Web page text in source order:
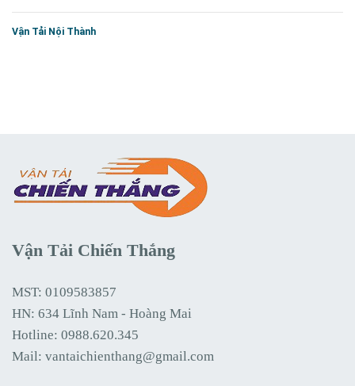
Vận Tải Nội Thành
Vận Tải Chiến Thắng
MST: 0109583857
HN: 634 Lĩnh Nam - Hoàng Mai
Hotline: 0988.620.345
Mail: vantaichienthang@gmail.com